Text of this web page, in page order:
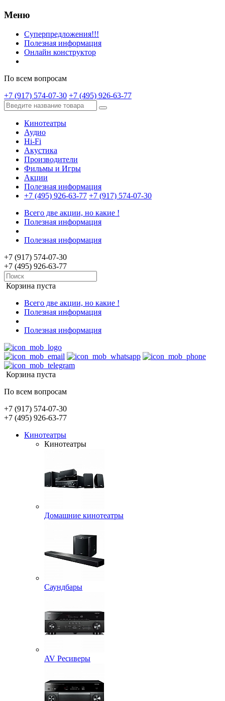
Меню
Суперпредложения!!!
Полезная информация
Онлайн конструктор
По всем вопросам
+7 (917) 574-07-30 +7 (495) 926-63-77
Кинотеатры
Аудио
Hi-Fi
Акустика
Производители
Фильмы и Игры
Акции
Полезная информация
+7 (495) 926-63-77 +7 (917) 574-07-30
Всего две акции, но какие !
Полезная информация
Полезная информация
+7 (917) 574-07-30
+7 (495) 926-63-77
Корзина пуста
Всего две акции, но какие !
Полезная информация
Полезная информация
Корзина пуста
По всем вопросам
+7 (917) 574-07-30
+7 (495) 926-63-77
Кинотеатры
Кинотеатры
Домашние кинотеатры
Саундбары
AV Ресиверы